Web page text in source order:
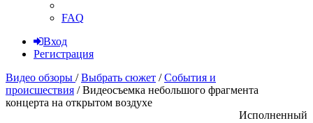
FAQ
Вход
Регистрация
Видео обзоры /Выбрать сюжет /События и
происшествия /Видеосъемка небольшого фрагмента
концерта на открытом воздухе
Исполненный